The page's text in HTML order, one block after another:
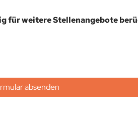
für weitere Stellenangebote
absenden